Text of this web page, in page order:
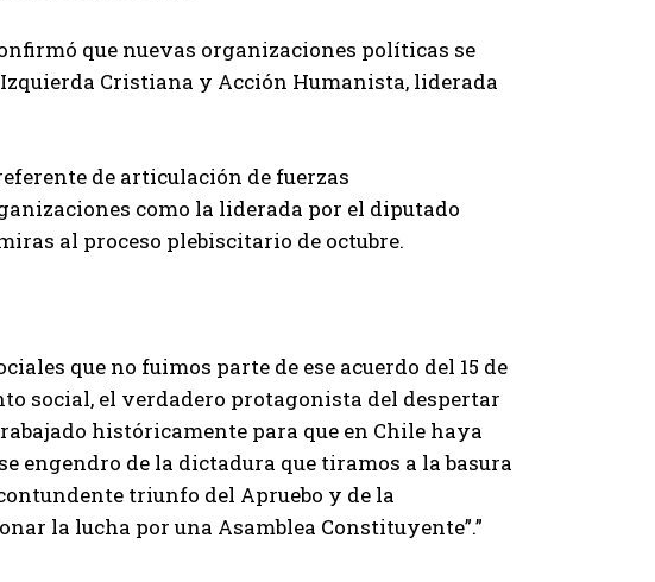
que nuevas organizaciones políticas se
Cristiana y Acción Humanista, liderada
de articulación de fuerzas
como la liderada por el diputado
al proceso plebiscitario de octubre.
que no fuimos parte de ese acuerdo del 15 de
social, el verdadero protagonista del despertar
históricamente para que en Chile haya
engendro de la dictadura que tiramos a la basura
triunfo del Apruebo y de la
la lucha por una Asamblea Constituyente”.”